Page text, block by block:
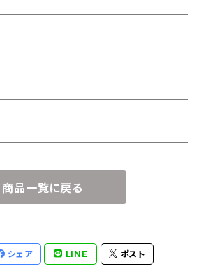
商品一覧に戻る
シェア LINE ポスト